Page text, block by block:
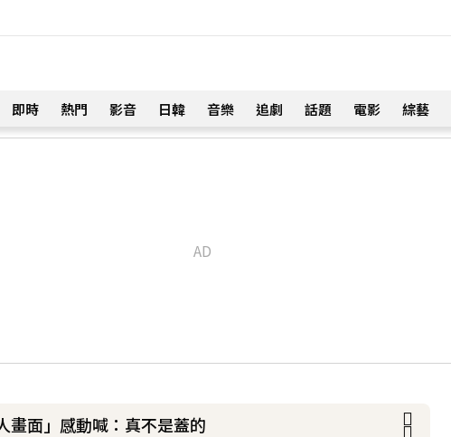
即時 熱門 影音 日韓 音樂 追劇 話題 電影 綜藝
畫面」感動喊：真不是蓋的